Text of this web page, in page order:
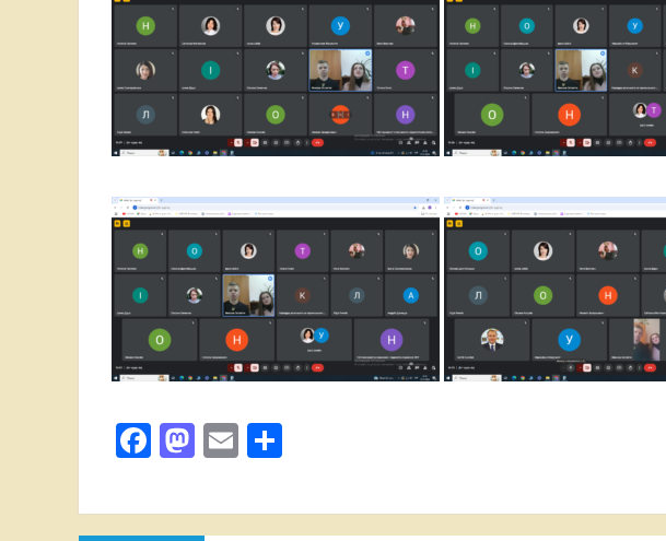
Facebook
Mastodon
Email
Навігація